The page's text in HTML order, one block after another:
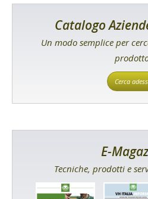
Catalogo
Un modo semplice per
Cerca
E-
Tecniche, prodotti e